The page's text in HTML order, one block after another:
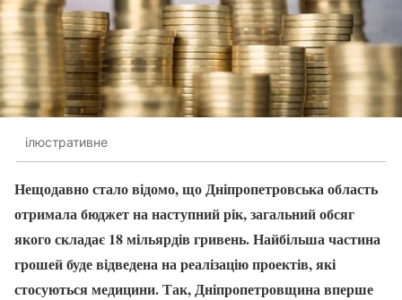
ілюстративне
Нещодавно стало відомо, що Дніпропетровська область
отримала бюджет на наступний рік, загальний обсяг
якого складає 18 мільярдів гривень. Найбільша частина
грошей буде відведена на реалізацію проектів, які
стосуються медицини. Так, Дніпропетровщина вперше